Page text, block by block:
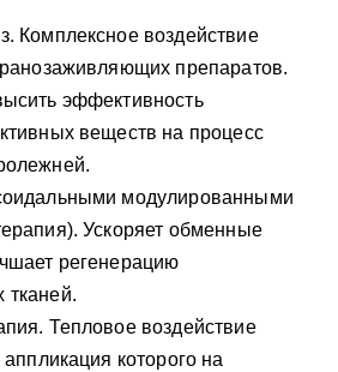
Комплексное воздействие
ранозаживляющих препаратов.
эффективность
веществ на процесс
модулированными
Ускоряет обменные
регенерацию
тканей.
Тепловое воздействие
аппликация которого на